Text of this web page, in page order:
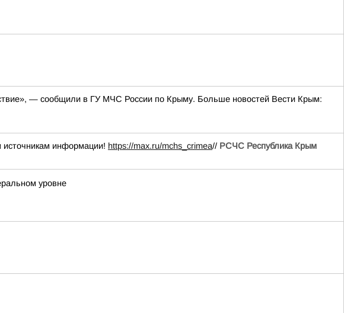
— сообщили в ГУ МЧС России по Крыму. Больше новостей Вести Крым:
информации! https://max.ru/mchs_crimea// РСЧС Республика Крым
уровне